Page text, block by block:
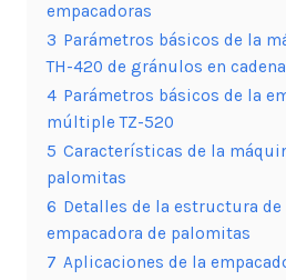
empacadoras
3 Parámetros básicos de la
TH-420 de gránulos en cadena
4 Parámetros básicos de la
múltiple TZ-520
5 Características de la
palomitas
6 Detalles de la estructura
empacadora de palomitas
7 Aplicaciones de la